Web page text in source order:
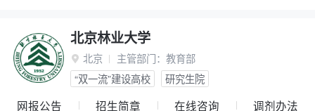
北京林业大学
 北京 主管部门： 教育部
“双一流”建设高校
研究生院
网报公告 招生简章 在线咨询 调剂办法